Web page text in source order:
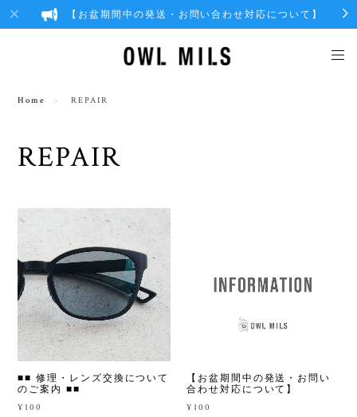
【お盆期間中の発送・お問い合わせ対応について】
Home REPAIR
REPAIR
■■ 修理・レンズ交換について
のご案内 ■■
¥100
【お盆期間中の発送・お問い
合わせ対応について】
¥100